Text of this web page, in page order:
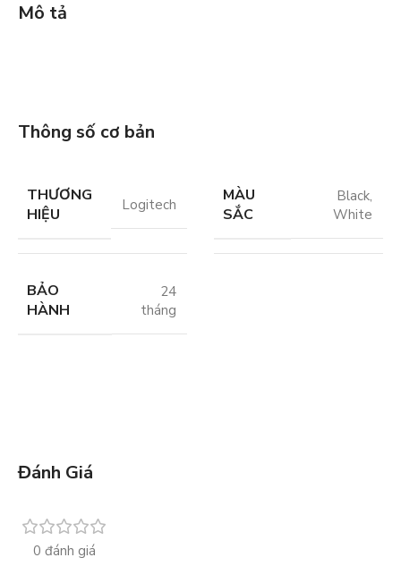
Mô tả
Thông số cơ bản
THƯƠNG
HIỆU
Logitech
MÀU
SẮC
Black,
White
BẢO
HÀNH
24
tháng
Đánh Giá
0 đánh giá